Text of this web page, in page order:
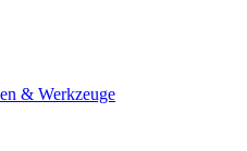
& Werkzeuge